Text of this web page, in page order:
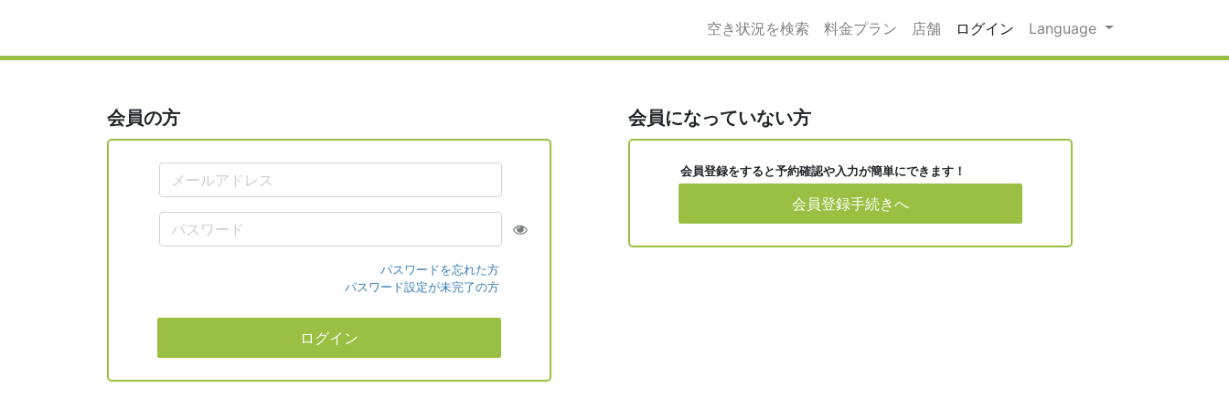
空き状況を検索 料金プラン 店舗 ログイン Language
会員の方
パスワードを忘れた方
パスワード設定が未完了の方
ログイン
会員になっていない方
会員登録をすると予約確認や入力が簡単にできます！
会員登録手続きへ